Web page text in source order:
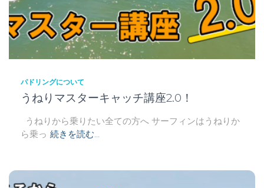
パドリングについて
うねりマスターキャッチ講座2.0！
うねりから乗りたい全ての方へ サーフィンはうねりか
ら乗っ 続きを読む…